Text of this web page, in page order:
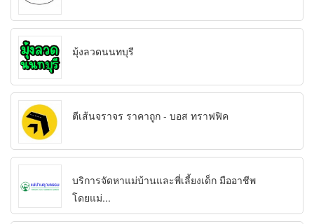
มุ้งลวดนนทบุรี
ตีเส้นจราจร ราคาถูก - บอส ทราฟฟิค
บริการจัดหาแม่บ้านและพี่เลี้ยงเด็ก มืออาชีพ
โดยแม่...